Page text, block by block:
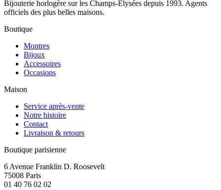
Bijouterie horlogère sur les Champs-Élysées depuis 1993. Agents
officiels des plus belles maisons.
Boutique
Montres
Bijoux
Accessoires
Occasions
Maison
Service après-vente
Notre histoire
Contact
Livraison & retours
Boutique parisienne
6 Avenue Franklin D. Roosevelt
75008 Paris
01 40 76 02 02